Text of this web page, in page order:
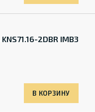
2DBR IMB3
В КОРЗИНУ